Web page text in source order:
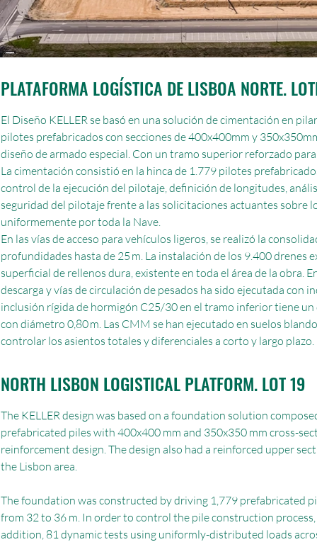
PLATAFORMA LOGÍSTICA DE LISBOA NORTE.
El Diseño KELLER se basó en una solución de cimentación en
pilotes prefabricados con secciones de 400x400mm y
diseño de armado especial. Con un tramo superior reforzado
La cimentación consistió en la hinca de 1.779 pilotes
control de la ejecución del pilotaje, definición de longitudes,
seguridad del pilotaje frente a las solicitaciones actuantes sobre
uniformemente por toda la Nave.
En las vías de acceso para vehículos ligeros, se realizó la
profundidades hasta de 25 m. La instalación de los 9.400 drenes
superficial de rellenos dura, existente en toda el área de la obra.
descarga y vías de circulación de pesados ha sido ejecutada
inclusión rígida de hormigón C25/30 en el tramo inferior tiene
con diámetro 0,80 m. Las CMM se han ejecutado en suelos
controlar los asientos totales y diferenciales a corto y largo plazo.
NORTH LISBON LOGISTICAL PLATFORM. LOT 19
The KELLER design was based on a foundation solution
prefabricated piles with 400x400 mm and 350x350 mm cross-
reinforcement design. The design also had a reinforced upper
the Lisbon area.
The foundation was constructed by driving 1,779 prefabricated
from 32 to 36 m. In order to control the pile construction
addition, 81 dynamic tests using uniformly-distributed loads